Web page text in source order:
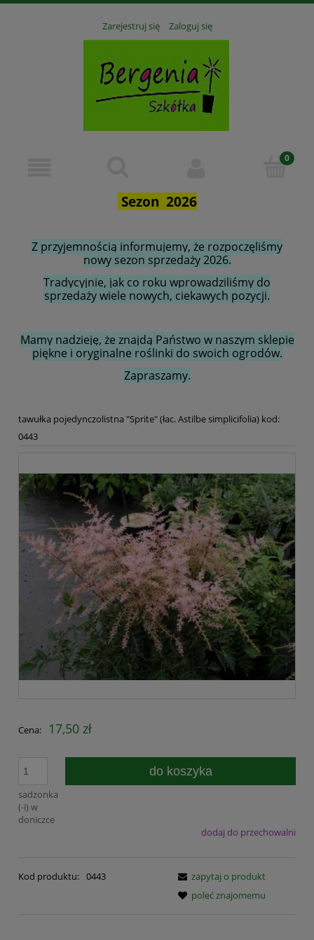
Zarejestruj się Zaloguj się
Sezon 2026
Z przyjemnością informujemy, że rozpoczęliśmy
nowy sezon sprzedaży 2026.
Tradycyjnie, jak co roku wprowadziliśmy do
sprzedaży wiele nowych, ciekawych pozycji.
Mamy nadzieję, że znajdą Państwo w naszym sklepie
piękne i oryginalne roślinki do swoich ogrodów.
Zapraszamy.
tawułka pojedynczolistna "Sprite" (łac. Astilbe simplicifolia) kod:
0443
Cena: 17,50 zł
sadzonka
(-i) w
doniczce
do koszyka
dodaj do przechowalni
Kod produktu: 0443
zapytaj o produkt
poleć znajomemu